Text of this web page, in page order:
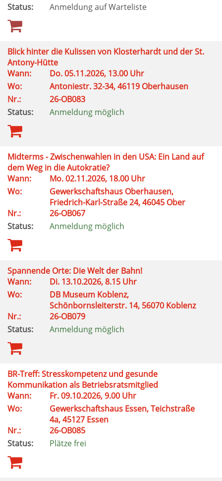
Status:
Anmeldung auf Warteliste
Blick hinter die Kulissen von Klosterhardt und der St.
Antony-Hütte
Wann:
Do. 05.11.2026, 13.00 Uhr
Wo:
Antoniestr. 32-34, 46119 Oberhausen
Nr.:
26-OB083
Status:
Anmeldung möglich
Midterms - Zwischenwahlen in den USA: Ein Land auf
dem Weg in die Autokratie?
Wann:
Mo. 02.11.2026, 18.00 Uhr
Wo:
Gewerkschaftshaus Oberhausen,
Friedrich-Karl-Straße 24, 46045 Ober
Nr.:
26-OB067
Status:
Anmeldung möglich
Spannende Orte: Die Welt der Bahn!
Wann:
Di. 13.10.2026, 8.15 Uhr
Wo:
DB Museum Koblenz,
Schönbornsleiterstr. 14, 56070 Koblenz
Nr.:
26-OB079
Status:
Anmeldung möglich
BR-Treff: Stresskompetenz und gesunde
Kommunikation als Betriebsratsmitglied
Wann:
Fr. 09.10.2026, 9.00 Uhr
Wo:
Gewerkschaftshaus Essen, Teichstraße
4a, 45127 Essen
Nr.:
26-OB085
Status:
Plätze frei